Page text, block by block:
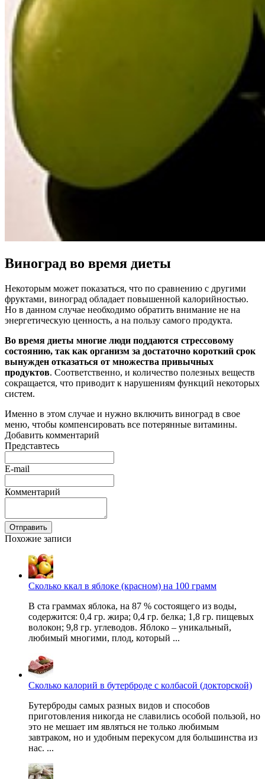
Виноград во время диеты
Некоторым может показаться, что по сравнению с другими
фруктами, виноград обладает повышенной калорийностью.
Но в данном случае необходимо обратить внимание не на
энергетическую ценность, а на пользу самого продукта.
Во время диеты многие люди поддаются стрессовому
состоянию, так как организм за достаточно короткий срок
вынужден отказаться от множества привычных
продуктов. Соответственно, и количество полезных веществ
сокращается, что приводит к нарушениям функций некоторых
систем.
Именно в этом случае и нужно включить виноград в свое
меню, чтобы компенсировать все потерянные витамины.
Добавить комментарий
Представтесь
E-mail
Комментарий
Отправить
Похожие записи
Сколько ккал в яблоке (красном) на 100 грамм
В ста граммах яблока, на 87 % состоящего из воды,
содержится: 0,4 гр. жира; 0,4 гр. белка; 1,8 гр. пищевых
волокон; 9,8 гр. углеводов. Яблоко – уникальный,
любимый многими, плод, который ...
Сколько калорий в бутерброде с колбасой (докторской)
Бутерброды самых разных видов и способов
приготовления никогда не славились особой пользой, но
это не мешает им являться не только любимым
завтраком, но и удобным перекусом для большинства из
нас. ...